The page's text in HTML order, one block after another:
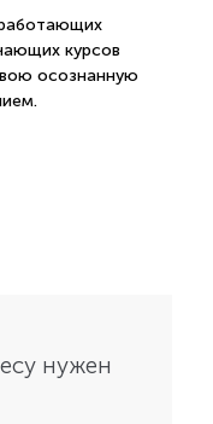
курсов
осознанную
нужен